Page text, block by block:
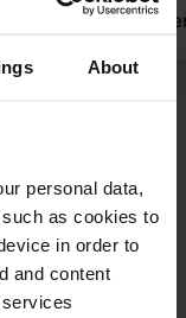
About
personal data,
as cookies to
in order to
and content
maar
onveiligheid